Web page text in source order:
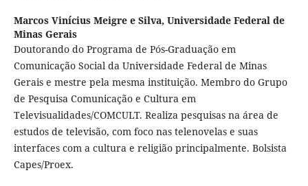
Marcos Vinícius Meigre e Silva, Universidade Federal de
Minas Gerais
Doutorando do Programa de Pós-Graduação em
Comunicação Social da Universidade Federal de Minas
Gerais e mestre pela mesma instituição. Membro do Grupo
de Pesquisa Comunicação e Cultura em
Televisualidades/COMCULT. Realiza pesquisas na área de
estudos de televisão, com foco nas telenovelas e suas
interfaces com a cultura e religião principalmente. Bolsista
Capes/Proex.